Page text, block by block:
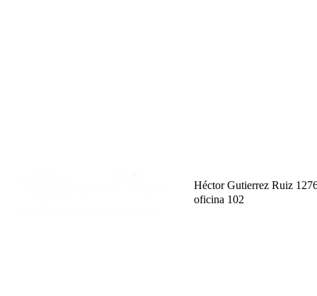
Héctor Gutierrez Ruiz
oficina 102